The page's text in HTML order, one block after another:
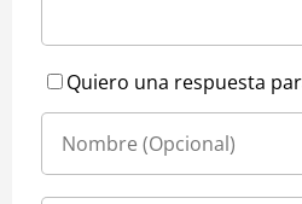
Quiero una respuesta